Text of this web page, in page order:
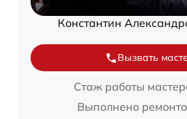
Константин
Вызвать
Стаж работы
Выполнено